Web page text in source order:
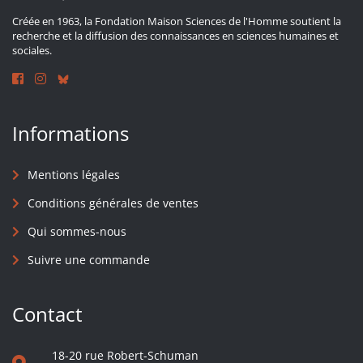
Créée en 1963, la Fondation Maison Sciences de l'Homme soutient la
recherche et la diffusion des connaissances en sciences humaines et
sociales.
Informations
Mentions légales
Conditions générales de ventes
Qui sommes-nous
Suivre une commande
Contact
18-20 rue Robert-Schuman